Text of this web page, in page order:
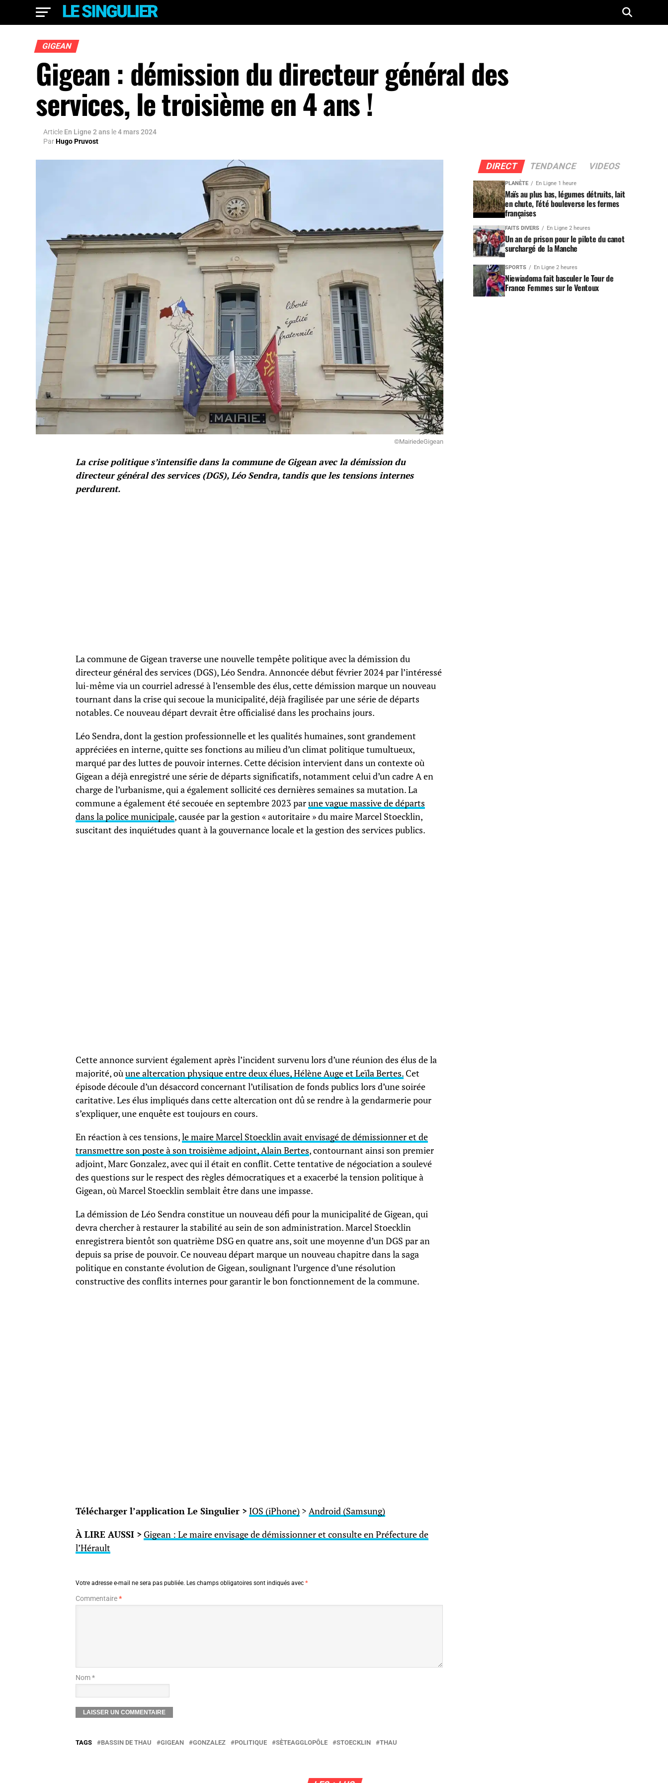
GIGEAN
Gigean : démission du directeur général des
services, le troisième en 4 ans !
Article En Ligne 2 ans le4 mars 2024
ParHugo Pruvost
©MairiedeGigean
La crise politique s’intensifie dans la commune de Gigean avec la démission du
directeur général des services (DGS), Léo Sendra, tandis que les tensions internes
perdurent.
La commune de Gigean traverse une nouvelle tempête politique avec la démission du
directeur général des services (DGS), Léo Sendra. Annoncée début février 2024 par l’intéressé
lui-même via un courriel adressé à l’ensemble des élus, cette démission marque un nouveau
tournant dans la crise qui secoue la municipalité, déjà fragilisée par une série de départs
notables. Ce nouveau départ devrait être officialisé dans les prochains jours.
Léo Sendra, dont la gestion professionnelle et les qualités humaines, sont grandement
appréciées en interne, quitte ses fonctions au milieu d’un climat politique tumultueux,
marqué par des luttes de pouvoir internes. Cette décision intervient dans un contexte où
Gigean a déjà enregistré une série de départs significatifs, notamment celui d’un cadre A en
charge de l’urbanisme, qui a également sollicité ces dernières semaines sa mutation. La
commune a également été secouée en septembre 2023 parune vague massive de départs
dans la police municipale, causée par la gestion « autoritaire » du maire Marcel Stoecklin,
suscitant des inquiétudes quant à la gouvernance locale et la gestion des services publics.
Cette annonce survient également après l’incident survenu lors d’une réunion des élus de la
majorité, où une altercation physique entre deux élues, Hélène Auge et Leïla Bertes. Cet
épisode découle d’un désaccord concernant l’utilisation de fonds publics lors d’une soirée
caritative. Les élus impliqués dans cette altercation ont dû se rendre à la gendarmerie pour
s’expliquer, une enquête est toujours en cours.
En réaction à ces tensions,le maire Marcel Stoecklin avait envisagé de démissionner et de
transmettre son poste à son troisième adjoint, Alain Bertes, contournant ainsi son premier
adjoint, Marc Gonzalez, avec qui il était en conflit. Cette tentative de négociation a soulevé
des questions sur le respect des règles démocratiques et a exacerbé la tension politique à
Gigean, où Marcel Stoecklin semblait être dans une impasse.
La démission de Léo Sendra constitue un nouveau défi pour la municipalité de Gigean, qui
devra chercher à restaurer la stabilité au sein de son administration. Marcel Stoecklin
enregistrera bientôt son quatrième DSG en quatre ans, soit une moyenne d’un DGS par an
depuis sa prise de pouvoir. Ce nouveau départ marque un nouveau chapitre dans la saga
politique en constante évolution de Gigean, soulignant l’urgence d’une résolution
constructive des conflits internes pour garantir le bon fonctionnement de la commune.
Télécharger l’application Le Singulier > IOS (iPhone) > Android (Samsung)
À LIRE AUSSI > Gigean : Le maire envisage de démissionner et consulte en Préfecture de
l’Hérault
Votre adresse e-mail ne sera pas publiée. Les champs obligatoires sont indiqués avec *
Commentaire*
Nom *
TAGS BASSIN DE THAU GIGEAN GONZALEZ POLITIQUE SÈTEAGGLOPÔLE STOECKLIN THAU
DIRECT TENDANCE VIDEOS
PLANÈTE En Ligne 1 heure
Maïs au plus bas, légumes détruits, lait
en chute, l’été bouleverse les fermes
françaises
FAITS DIVERS En Ligne 2 heures
Un an de prison pour le pilote du canot
surchargé de la Manche
SPORTS En Ligne 2 heures
Niewiadoma fait basculer le Tour de
France Femmes sur le Ventoux